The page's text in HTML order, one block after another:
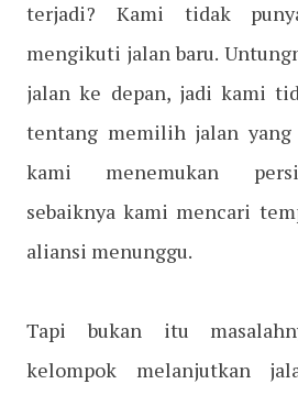
terjadi? Kami tidak
mengikuti jalan baru.
jalan ke depan, jadi kami
tentang memilih jalan yang
kami menemukan
sebaiknya kami mencari
aliansi menunggu.
Tapi bukan itu
kelompok melanjutkan